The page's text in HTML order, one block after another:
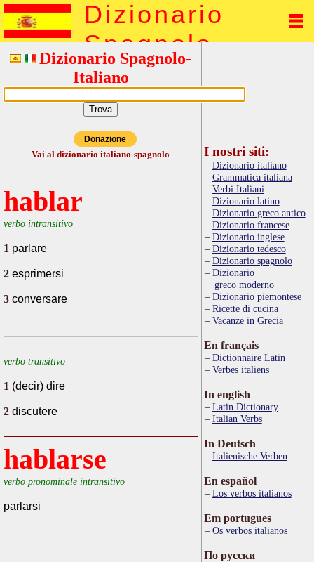
Dizionario
Spagnolo
Dizionario Spagnolo-
Italiano
Donazione
Vai al dizionario italiano-spagnolo
hablar
verbo intransitivo
1 parlare
2 esprimersi
3 conversare
verbo transitivo
1 (decir) dire
2 discutere
hablarse
verbo pronominale intransitivo
parlarsi
I nostri siti:
Dizionario italiano
Grammatica italiana
Verbi Italiani
Dizionario latino
Dizionario greco antico
Dizionario francese
Dizionario inglese
Dizionario tedesco
Dizionario spagnolo
Dizionario
greco moderno
Dizionario piemontese
Ricette di cucina
Vacanze in Grecia
En français
Dictionnaire Latin
Verbes italiens
In english
Latin Dictionary
Italian Verbs
In Deutsch
Italienische Verben
En español
Los verbos italianos
Em portugues
Os verbos italianos
По русски